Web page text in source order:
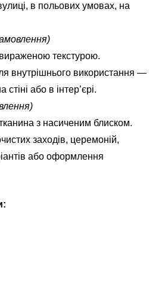
в польових умовах, на
текстурою.
внутрішнього використання —
або в інтер’єрі.
з насиченим блиском.
заходів, церемоній,
або оформлення